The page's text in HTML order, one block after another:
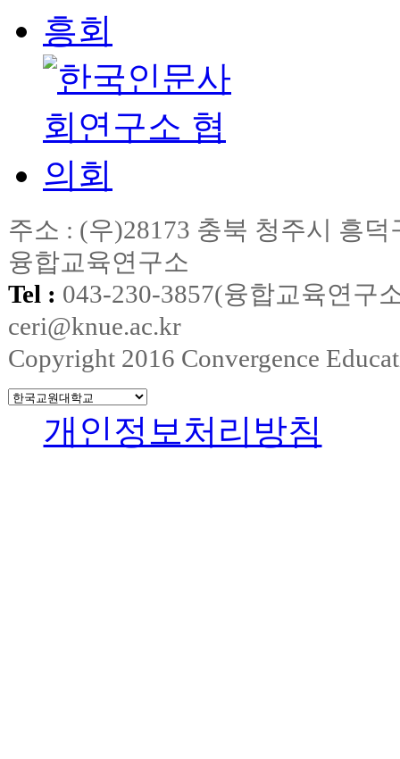
주소 : (우)28173 충북 청주시 흥
융합교육연구소
Tel : 043-230-3857(융합교육연
ceri@knue.ac.kr
Copyright 2016 Convergence
개인정보처리방침